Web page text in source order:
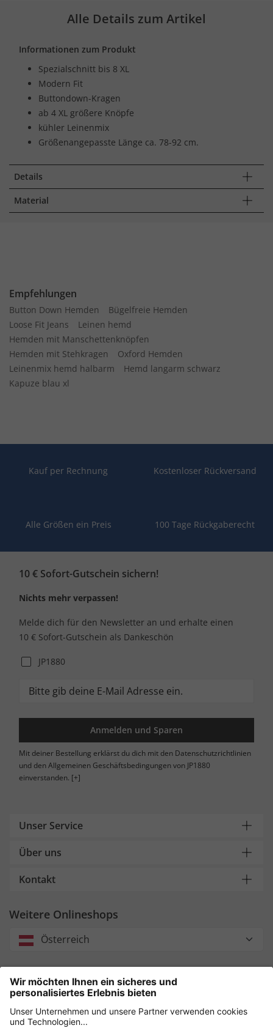
Alle Details zum Artikel
Informationen zum Produkt
Spezialschnitt bis 8 XL
Modern Fit
Buttondown-Kragen
ab 4 XL größere Knöpfe
kühler Leinenmix
Größenangepasste Länge ca. 78-92 cm.
Details
Material
Empfehlungen
Button Down Hemden
Bügelfreie Hemden
Loose Fit Jeans
Leinen hemd
Hemden mit Manschettenknöpfen
Hemden mit Stehkragen
Oxford Hemden
Leinenmix hemd halbarm
Hemd langarm schwarz
Kapuze blau xl
Kauf per Rechnung Kostenloser Rückversand
Alle Größen ein Preis 100 Tage Rückgaberecht
10 € Sofort-Gutschein sichern!
Nichts mehr verpassen!
Melde dich für den Newsletter an und erhalte einen
10 € Sofort-Gutschein als Dankeschön
JP1880
Anmelden und Sparen
Mit deiner Bestellung erklärst du dich mit den Datenschutzrichtlinien
und den Allgemeinen Geschäftsbedingungen von JP1880
einverstanden. [+]
Unser Service
Über uns
Kontakt
Weitere Onlineshops
Österreich
Unsere Zahlungsarten
Sicher einkaufen mit